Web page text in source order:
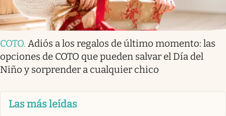
COTO. Adiós a los regalos de último momento: las
opciones de COTO que pueden salvar el Día del
Niño y sorprender a cualquier chico
Las más leídas